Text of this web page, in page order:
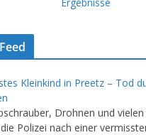
Kleinkind in Preetz – Tod
Drohnen und
Polizei nach einer